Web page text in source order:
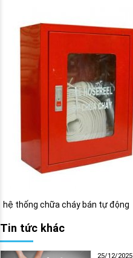
hệ thống chữa cháy bán tự động
Tin tức khác
25/12/2025